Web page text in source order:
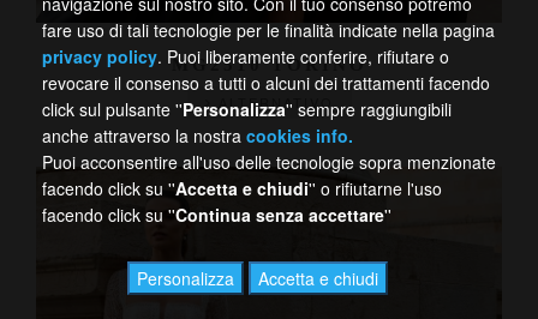
MG2510 TORINO
ALTERNATIVO
fare uso di tali tecnologie per le finalità indicate nella pagina
privacy policy. Puoi liberamente conferire, rifiutare o
revocare il consenso a tutti o alcuni dei trattamenti facendo
click sul pulsante ''Personalizza'' sempre raggiungibili
anche attraverso la nostra cookies info.
Puoi acconsentire all'uso delle tecnologie sopra menzionate
facendo click su ''Accetta e chiudi'' o rifiutarne l'uso
facendo click su ''Continua senza accettare''
Personalizza Accetta e chiudi